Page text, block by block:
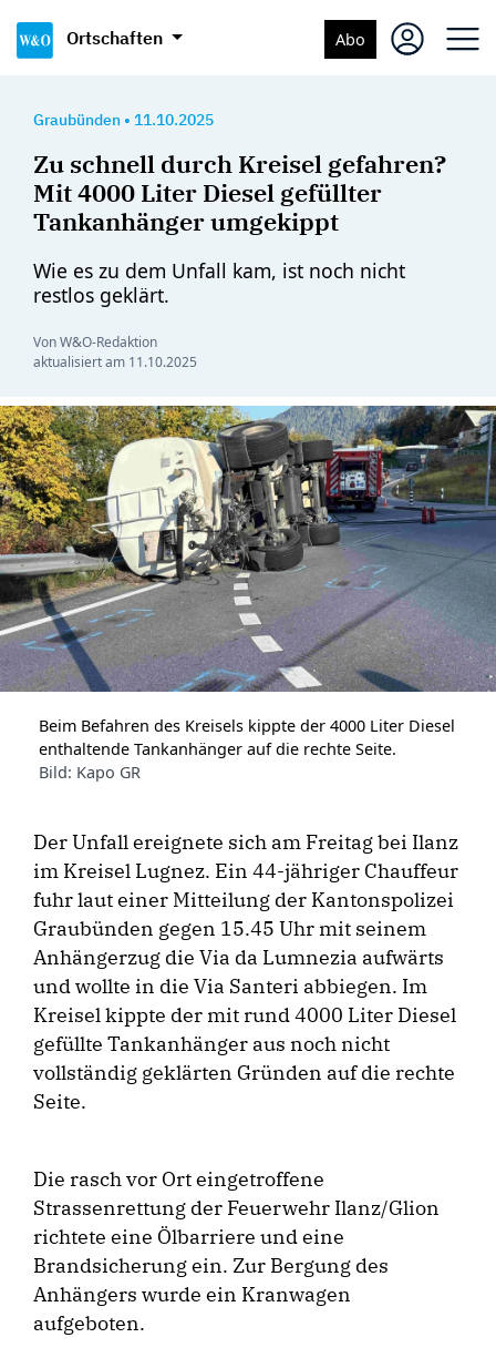
Ortschaften Abo
Graubünden • 11.10.2025
Zu schnell durch Kreisel gefahren?
Mit 4000 Liter Diesel gefüllter
Tankanhänger umgekippt
Wie es zu dem Unfall kam, ist noch nicht
restlos geklärt.
Von W&O-Redaktion
aktualisiert am 11.10.2025
Beim Befahren des Kreisels kippte der 4000 Liter Diesel
enthaltende Tankanhänger auf die rechte Seite.
Bild: Kapo GR
Der Unfall ereignete sich am Freitag bei Ilanz
im Kreisel Lugnez. Ein 44-jähriger Chauffeur
fuhr laut einer Mitteilung der Kantonspolizei
Graubünden gegen 15.45 Uhr mit seinem
Anhängerzug die Via da Lumnezia aufwärts
und wollte in die Via Santeri abbiegen. Im
Kreisel kippte der mit rund 4000 Liter Diesel
gefüllte Tankanhänger aus noch nicht
vollständig geklärten Gründen auf die rechte
Seite.
Die rasch vor Ort eingetroffene
Strassenrettung der Feuerwehr Ilanz/Glion
richtete eine Ölbarriere und eine
Brandsicherung ein. Zur Bergung des
Anhängers wurde ein Kranwagen
aufgeboten.